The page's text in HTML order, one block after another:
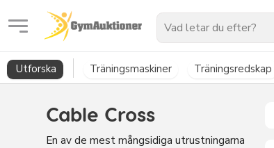
GymAuktioner
Utforska Träningsmaskiner Träningsredskap
Cable Cross
En av de mest mångsidiga utrustningarna